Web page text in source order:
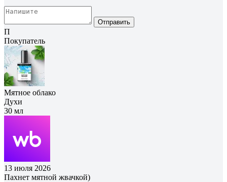
Отправить
П
Покупатель
Мятное облако
Духи
30 мл
13 июля 2026
Пахнет мятной жвачкой)